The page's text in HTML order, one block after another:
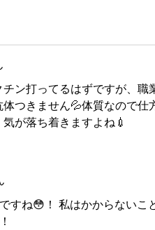
ン打ってるはずですが、
つきません💦体質なので
が落ち着きますよね💉
すね😳！ 私はかからない